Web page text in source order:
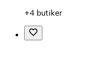
+4 butiker